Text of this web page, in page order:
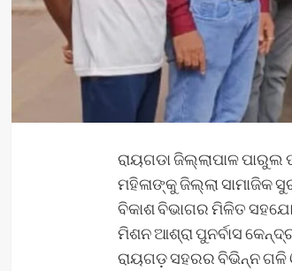
ରାୟଗଡା ଜିଲ୍ଲାପାଳ
ମହିଳାଙ୍କୁ ଜିଲ୍ଲା ସାମାଜିକ
ବିକାଶ ବିଭାଗର ମିଳିତ
ମିଶନ ଆଶ୍ରା ପୁନର୍ବାସ
ରାୟଗଡ଼ ସହରର ବିଭିନ୍ନ ଗଳି